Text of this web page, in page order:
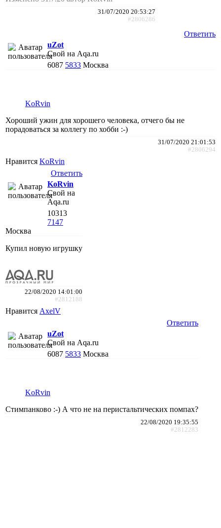
31/07/2020 20:53:27
#2806286
Ответить
uZot
Свой на Aqa.ru
6087 5833 Москва
KoRvin
Хороший ужин для хорошего человека, отчего бы не
порадоваться за коллегу по хобби :-)
31/07/2020 21:01:53
#2806294
Нравится KoRvin
Ответить
KoRvin
Свой на
Aqa.ru
10313
7147
Москва
Купил новую игрушку
22/08/2020 14:01:00
#2812188
Нравится AxelV
Ответить
uZot
Свой на Aqa.ru
6087 5833 Москва
KoRvin
Стимпанково :-) А что не на перистальтических помпах?
22/08/2020 19:35:55
#2812283